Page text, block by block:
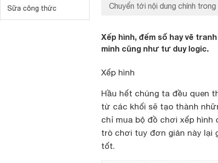
Sữa công thức Chuyển tới nội dung chính trong
Xếp hình, đếm số hay vẽ
minh cũng như tư duy logic.
Xếp hình
Hầu hết chúng ta đều quen
từ các khối sẽ tạo thành
chỉ mua bộ đồ chơi xếp hình
trò chơi tuy đơn giản này lại
tốt.